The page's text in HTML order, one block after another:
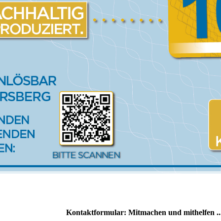
Kontaktformular: Mitmachen und mithelfen